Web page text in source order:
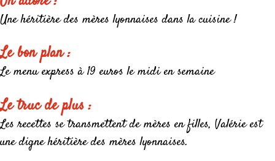
Une héritière des mères lyonnaises dans la cuisine !
Le bon plan :
Le menu express à 19 euros le midi en semaine
Le truc de plus :
Les recettes se transmettent de mères en filles, Valérie est
une digne héritière des mères lyonnaises.